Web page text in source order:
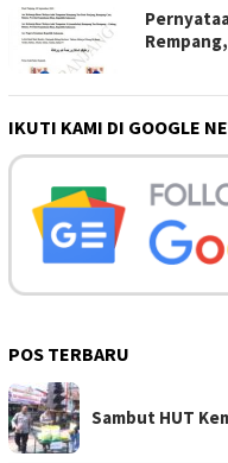
IKUTI KAMI DI GOOGLE
POS TERBARU
Sambut HUT